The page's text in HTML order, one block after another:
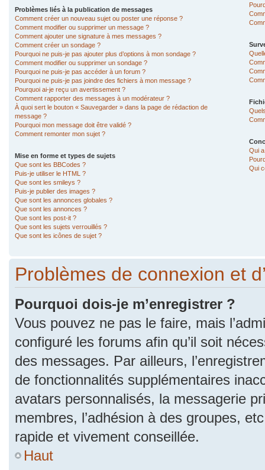
Problèmes liés à la publication de messages
Comment créer un nouveau sujet ou poster une réponse ?
Comment modifier ou supprimer un message ?
Comment ajouter une signature à mes messages ?
Comment créer un sondage ?
Pourquoi ne puis-je pas ajouter plus d’options à mon sondage ?
Comment modifier ou supprimer un sondage ?
Pourquoi ne puis-je pas accéder à un forum ?
Pourquoi ne puis-je pas joindre des fichiers à mon message ?
Pourquoi ai-je reçu un avertissement ?
Comment rapporter des messages à un modérateur ?
À quoi sert le bouton « Sauvegarder » dans la page de rédaction de
message ?
Pourquoi mon message doit être validé ?
Comment remonter mon sujet ?
Mise en forme et types de sujets
Que sont les BBCodes ?
Puis-je utiliser le HTML ?
Que sont les smileys ?
Puis-je publier des images ?
Que sont les annonces globales ?
Que sont les annonces ?
Que sont les post-it ?
Que sont les sujets verrouillés ?
Que sont les icônes de sujet ?
Qui
Qui
Problèmes de connexion et
Pourquoi dois-je m’enregistrer ?
Vous pouvez ne pas le faire, mais
configuré les forums afin qu’il soit
des messages. Par ailleurs,
de fonctionnalités supplémentaires
avatars personnalisés, la messagerie
membres, l’adhésion à des groupes,
rapide et vivement conseillée.
Haut